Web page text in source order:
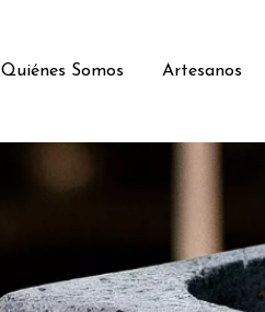
Quiénes Somos Artesanos